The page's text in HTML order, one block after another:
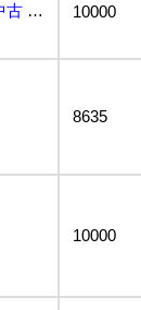
2x120 MD メガドライブ ジノーグ GYNOUG ソフト ゲーム 箱 説明書付 中古 起動確認... 10000
8635
10000